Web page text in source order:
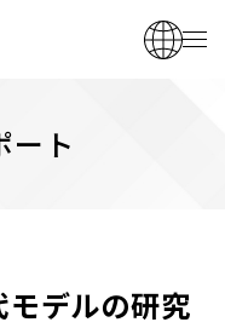
ート
デルの研究